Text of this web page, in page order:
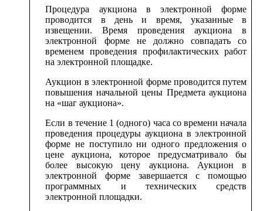
Процедура аукциона в электронной форме
проводится в день и время, указанные в
извещении. Время проведения аукциона в
электронной форме не должно совпадать со
временем проведения профилактических работ
на электронной площадке.
Аукцион в электронной форме проводится путем
повышения начальной цены Предмета аукциона
на «шаг аукциона».
Если в течение 1 (одного) часа со времени начала
проведения процедуры аукциона в электронной
форме не поступило ни одного предложения о
цене аукциона, которое предусматривало бы
более высокую цену аукциона. Аукцион в
электронной форме завершается с помощью
программных и технических средств
электронной площадки.